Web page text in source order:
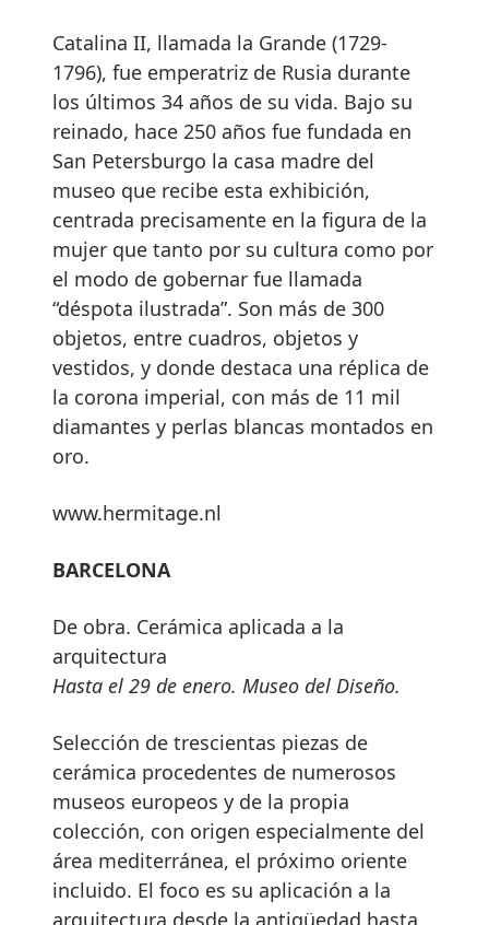
Catalina II, llamada la Grande (1729-
1796), fue emperatriz de Rusia durante
los últimos 34 años de su vida. Bajo su
reinado, hace 250 años fue fundada en
San Petersburgo la casa madre del
museo que recibe esta exhibición,
centrada precisamente en la figura de la
mujer que tanto por su cultura como por
el modo de gobernar fue llamada
“déspota ilustrada”. Son más de 300
objetos, entre cuadros, objetos y
vestidos, y donde destaca una réplica de
la corona imperial, con más de 11 mil
diamantes y perlas blancas montados en
oro.
www.hermitage.nl
BARCELONA
De obra. Cerámica aplicada a la
arquitectura
Hasta el 29 de enero. Museo del Diseño.
Selección de trescientas piezas de
cerámica procedentes de numerosos
museos europeos y de la propia
colección, con origen especialmente del
área mediterránea, el próximo oriente
incluido. El foco es su aplicación a la
arquitectura desde la antigüedad hasta